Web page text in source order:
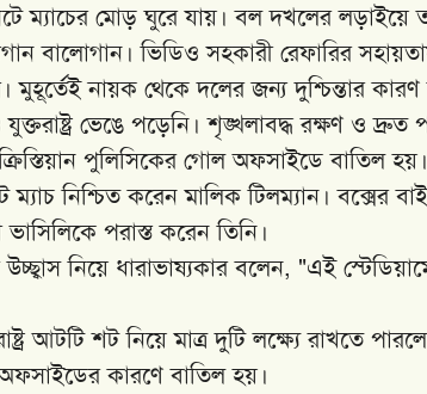
ম্যাচের মোড় ঘুরে যায়। বল দখলের লড়াইয়ে
বালোগান। ভিডিও সহকারী রেফারির
মুহূর্তেই নায়ক থেকে দলের জন্য দুশ্চিন্তার
ভেঙে পড়েনি। শৃঙ্খলাবদ্ধ রক্ষণ ও দ্রুত
পুলিসিকের গোল অফসাইডে বাতিল হয়।
ম্যাচ নিশ্চিত করেন মালিক টিলম্যান। বক্সের
পরাস্ত করেন তিনি।
নিয়ে ধারাভাষ্যকার বলেন, "এই
আটটি শট নিয়ে মাত্র দুটি লক্ষ্যে রাখতে
কারণে বাতিল হয়।